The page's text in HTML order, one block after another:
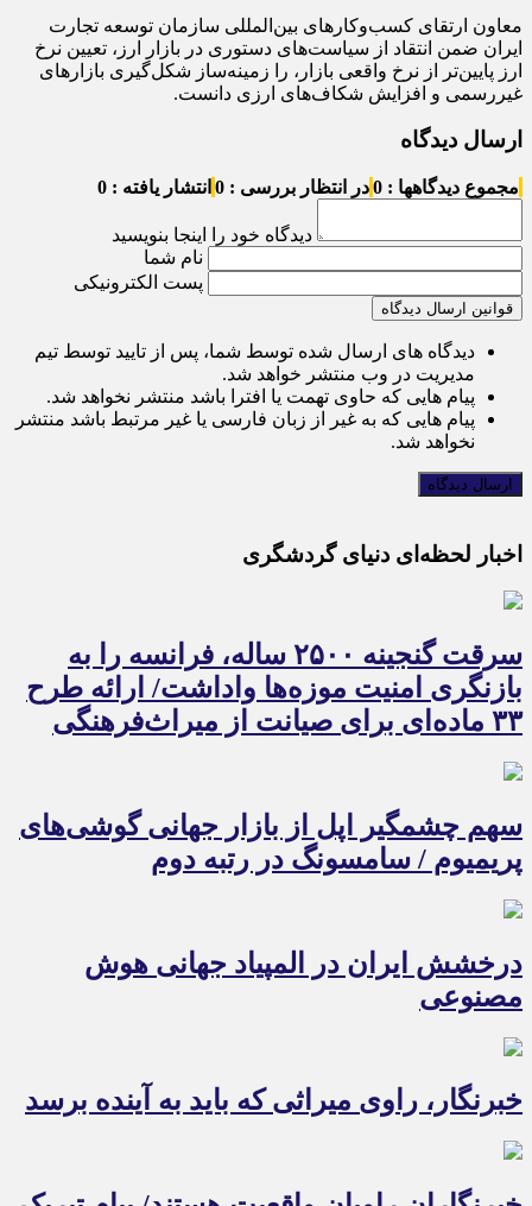
معاون ارتقای کسب‌وکارهای بین‌المللی سازمان توسعه تجارت
ایران ضمن انتقاد از سیاست‌های دستوری در بازار ارز، تعیین نرخ
ارز پایین‌تر از نرخ واقعی بازار، را زمینه‌ساز شکل‌گیری بازارهای
غیررسمی و افزایش شکاف‌های ارزی دانست.
ارسال دیدگاه
مجموع دیدگاهها : 0 در انتظار بررسی : 0 انتشار یافته : 0
دیدگاه خود را اینجا بنویسید
نام شما
پست الکترونیکی
قوانین ارسال دیدگاه
دیدگاه های ارسال شده توسط شما، پس از تایید توسط تیم
مدیریت در وب منتشر خواهد شد.
پیام هایی که حاوی تهمت یا افترا باشد منتشر نخواهد شد.
پیام هایی که به غیر از زبان فارسی یا غیر مرتبط باشد منتشر
نخواهد شد.
اخبار لحظه‌ای دنیای گردشگری
سرقت گنجینه ۲۵۰۰ ساله، فرانسه را به
بازنگری امنیت موزه‌ها واداشت/ ارائه طرح
۳۳ ماده‌ای برای صیانت از میراث‌فرهنگی
سهم چشمگیر اپل از بازار جهانی گوشی‌های
پریمیوم / سامسونگ در رتبه دوم
درخشش ایران در المپیاد جهانی هوش
مصنوعی
خبرنگار، راوی میراثی که باید به آینده برسد